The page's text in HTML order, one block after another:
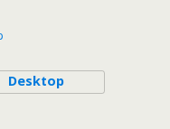
Desktop